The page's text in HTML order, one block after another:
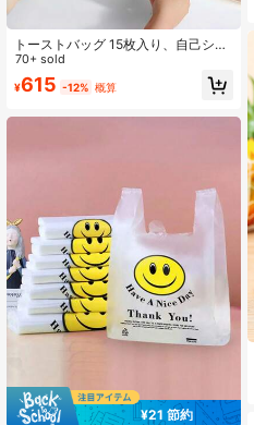
トーストバッグ 15枚入り、自己シー
ル式スライスパンバッグ、3サイズ展
開。透明窓付き紙製ベーキングバッ
グ、手作りパンの保存に最適。ホー
ー、誕生日会、商業イベントに最
70+ sold
¥615 -12% 概算
¥21 節約